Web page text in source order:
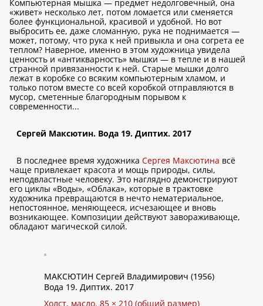
Компьютерная мышка — предмет недолговечный, она
«живет» несколько лет, потом ломается или сменяется
более функциональной, красивой и удобной. Но вот
выбросить ее, даже сломанную, рука не поднимается —
может, потому, что рука к ней привыкла и она согрета ее
теплом? Наверное, именно в этом художница увидела
ценность и «антикварность» мышки — в тепле и в нашей
странной привязанности к ней. Старые мышки долго
лежат в коробке со всяким компьютерным хламом, и
только потом вместе со всей коробкой отправляются в
мусор, сметенные благородным порывом к
современности...
Сергей Максютин. Вода 19. Диптих. 2017
В последнее время художника Сергея Максютина всё
чаще привлекает красота и мощь природы, силы,
неподвластные человеку. Это наглядно демонстрируют
его циклы «Воды», «Облака», которые в трактовке
художника превращаются в нечто нематериальное,
непостоянное, меняющееся, исчезающее и вновь
возникающее. Композиции действуют завораживающе,
обладают магической силой.
МАКСЮТИН Сергей Владимирович (1956)
Вода 19. Диптих. 2017
Холст, масло. 85 × 210 (общий размер)